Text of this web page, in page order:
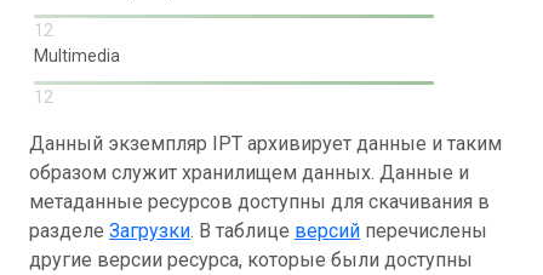
12
Multimedia
12
Данный экземпляр IPT архивирует данные и таким
образом служит хранилищем данных. Данные и
метаданные ресурсов доступны для скачивания в
разделе Загрузки. В таблице версий перечислены
другие версии ресурса, которые были доступны